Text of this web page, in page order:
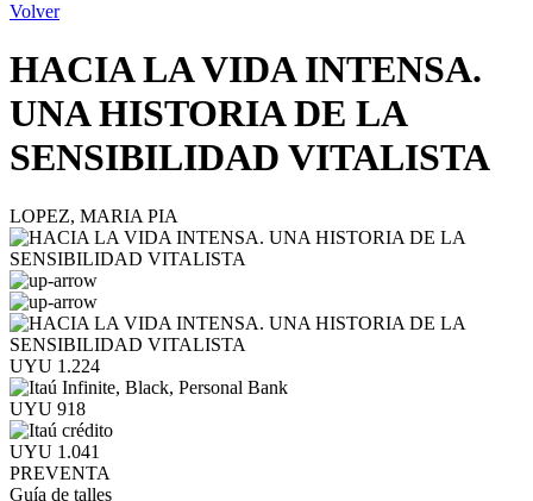
Volver
HACIA LA VIDA INTENSA.
UNA HISTORIA DE LA
SENSIBILIDAD VITALISTA
LOPEZ, MARIA PIA
UYU 1.224
UYU 918
UYU 1.041
PREVENTA
Guía de talles